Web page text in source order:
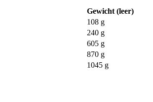
Gewicht (leer)
108 g
240 g
605 g
870 g
1045 g